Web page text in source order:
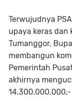
Terwujudnya
upaya keras dan
Tumanggor,
membangun
Pemerintah
akhirnya